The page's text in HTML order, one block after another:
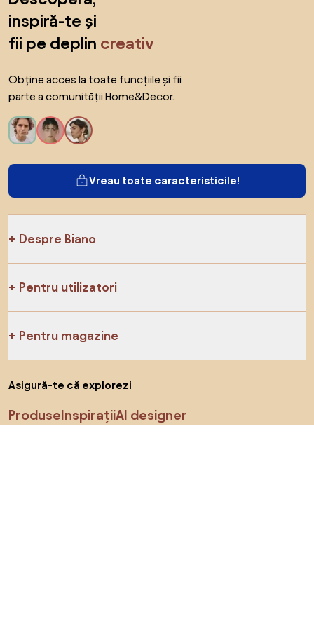
inspiră-te și
fii pe deplin creativ
Obține acces la toate funcțiile și fii
parte a comunității Home&Decor.
Vreau toate caracteristicile!
Despre Biano
Pentru utilizatori
Pentru magazine
Asigură-te că explorezi
ProduseInspirațiiAI designer